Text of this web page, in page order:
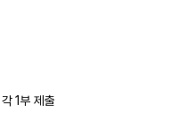
1부 제출